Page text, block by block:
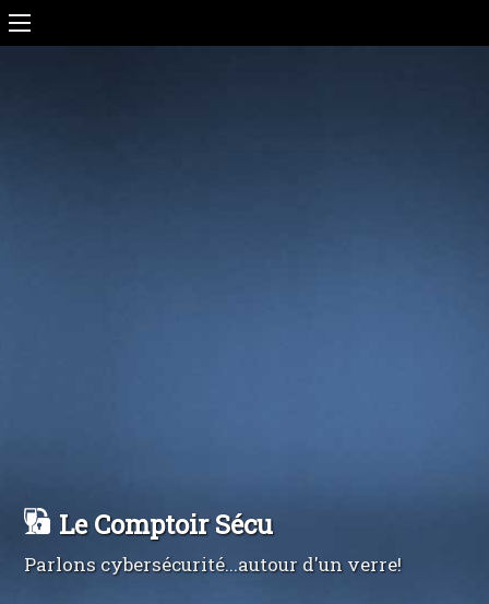
Le Comptoir Sécu
Parlons cybersécurité...autour d'un verre!